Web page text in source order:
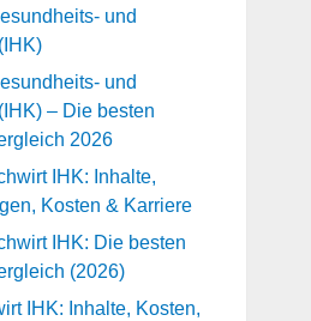
und
und
– Die besten
2026
IHK: Inhalte,
Kosten & Karriere
IHK: Die besten
(2026)
IHK: Inhalte, Kosten,